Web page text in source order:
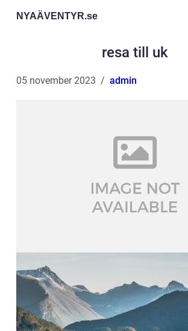
NYAÄVENTYR.se
resa till uk
05 november 2023 admin